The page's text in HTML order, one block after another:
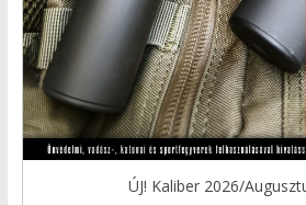
ÚJ! Kaliber 2026/